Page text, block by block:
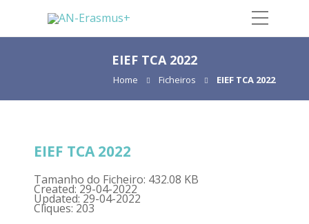
EIEF TCA 2022
Home Ficheiros EIEF TCA 2022
EIEF TCA 2022
Tamanho do Ficheiro: 432.08 KB
Created: 29-04-2022
Updated: 29-04-2022
Cliques: 203